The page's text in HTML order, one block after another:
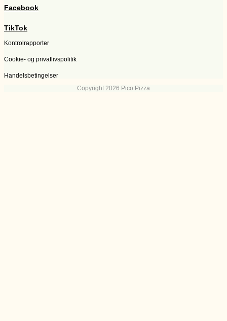
Facebook
TikTok
Kontrolrapporter
Cookie- og privatlivspolitik
Handelsbetingelser
Copyright 2026 Pico Pizza